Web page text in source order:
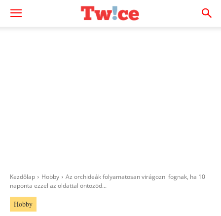
Kezdőlap Hobby
Az orchideák folyamatosan virágozni fognak, ha 10
naponta ezzel az oldattal öntözöd...
Hobby